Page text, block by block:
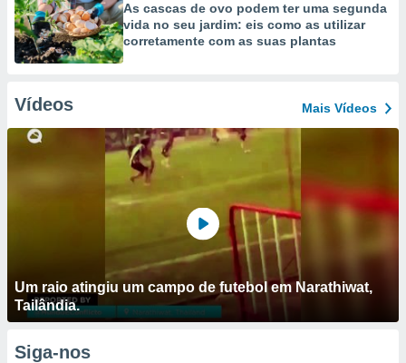
As cascas de ovo podem ter uma segunda
vida no seu jardim: eis como as utilizar
corretamente com as suas plantas
Vídeos Mais Vídeos
Um raio atingiu um campo de futebol em Narathiwat,
Tailândia.
Siga-nos